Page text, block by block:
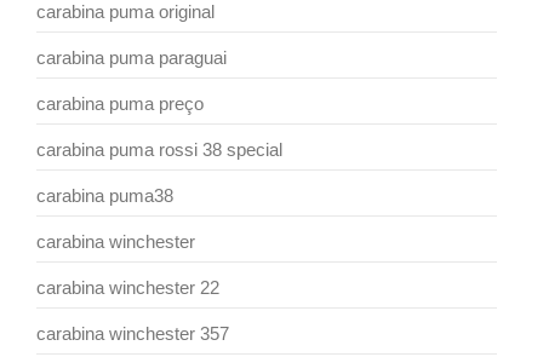
carabina puma original
carabina puma paraguai
carabina puma preço
carabina puma rossi 38 special
carabina puma38
carabina winchester
carabina winchester 22
carabina winchester 357